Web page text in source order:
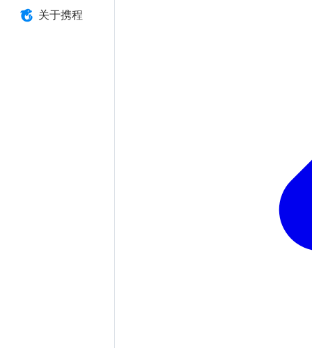
关于携程